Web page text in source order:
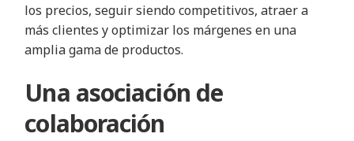
los precios, seguir siendo competitivos, atraer a
más clientes y optimizar los márgenes en una
amplia gama de productos.
Una asociación de
colaboración